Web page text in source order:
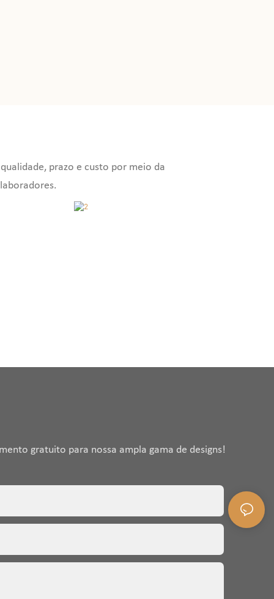
prazo e custo por meio da
gratuito para nossa ampla gama de designs!